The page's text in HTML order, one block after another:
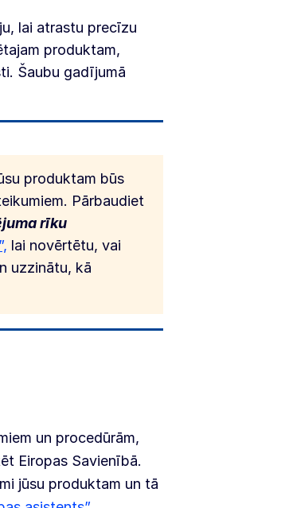
lai atrastu precīzu
produktam,
Šaubu gadījumā
produktam būs
Pārbaudiet
rīku
lai novērtētu, vai
uzzinātu, kā
un procedūrām,
Eiropas Savienībā.
jūsu produktam un tā